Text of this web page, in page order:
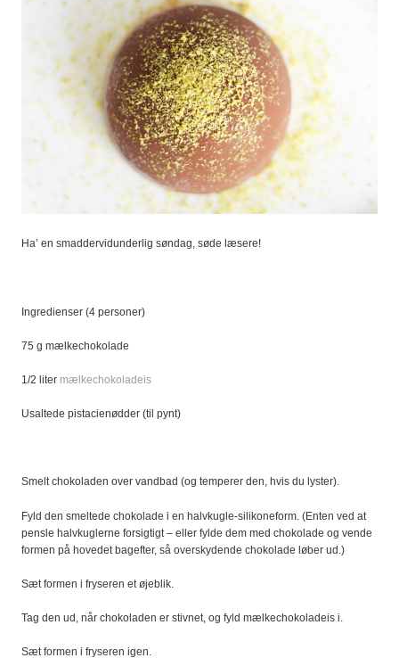
Ha’ en smaddervidunderlig søndag, søde læsere!
Ingredienser (4 personer)
75 g mælkechokolade
1/2 liter mælkechokoladeis
Usaltede pistacienødder (til pynt)
Smelt chokoladen over vandbad (og temperer den, hvis du lyster).
Fyld den smeltede chokolade i en halvkugle-silikoneform. (Enten ved at
pensle halvkuglerne forsigtigt – eller fylde dem med chokolade og vende
formen på hovedet bagefter, så overskydende chokolade løber ud.)
Sæt formen i fryseren et øjeblik.
Tag den ud, når chokoladen er stivnet, og fyld mælkechokoladeis i.
Sæt formen i fryseren igen.